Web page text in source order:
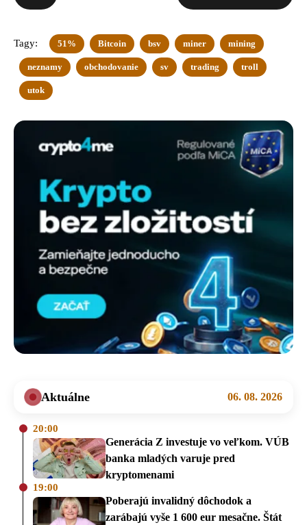
Tagy: 51% Bitcoin bsv miner mining
neznamy obchodovanie sv trading troll
utok
Aktuálne 06. 08. 2026
20:00
Generácia Z investuje vo veľkom. VÚB
banka mladých varuje pred
kryptomenami
19:00
Poberajú invalidný dôchodok a
zarábajú vyše 1 600 eur mesačne. Štát